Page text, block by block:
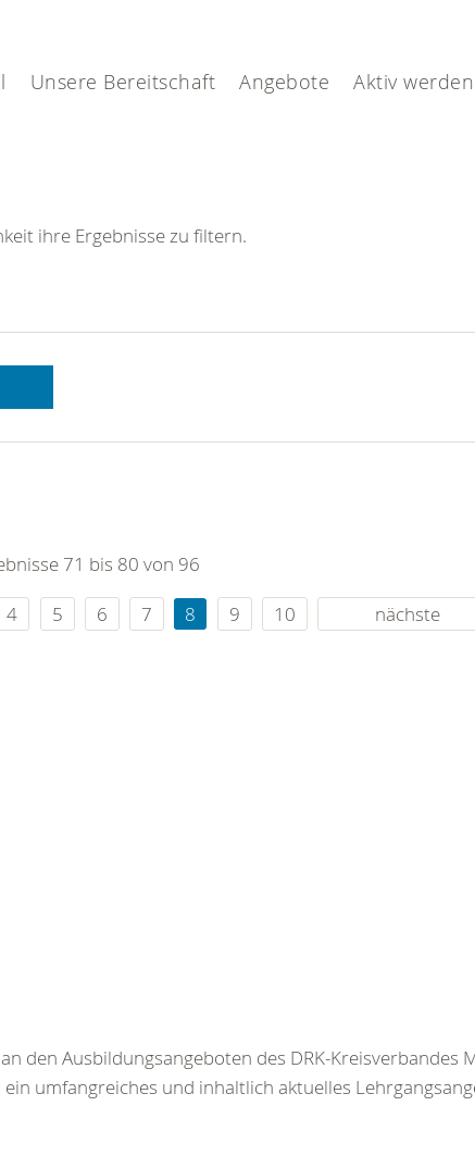
Unsere Bereitschaft Angebote Aktiv werden
ihre Ergebnisse zu filtern.
71 bis 80 von 96
4 5 6 7 8 9 10 nächste
den Ausbildungsangeboten des DRK-Kreisverbandes
umfangreiches und inhaltlich aktuelles